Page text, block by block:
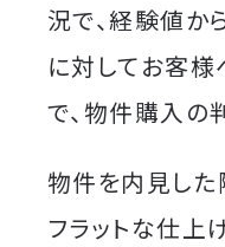
況で、経験値か
に対してお客様
で、物件購入の
物件を内見した
フラットな仕上